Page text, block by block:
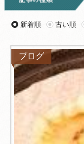
イベント
旅行記
グルメ
ブログ
新着順 古い順
ブログ